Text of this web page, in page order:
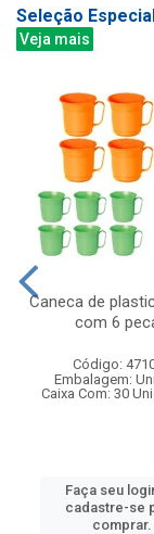
Seleção
Veja mais
Caneca de
com 6
Código:
Embalagem:
Caixa Com: 30
Faça seu
cadastre-se
comprar.